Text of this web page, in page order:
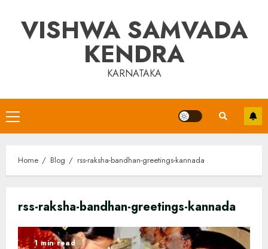
contentVISHWA SAMVADA
KENDRA
KARNATAKA
Primary
Menu
Home Blog rss-raksha-bandhan-greetings-kannada
rss-raksha-bandhan-greetings-kannada
1 min read